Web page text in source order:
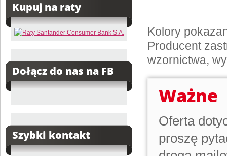
Kupuj na raty
Dołącz do nas na FB
Szybki kontakt
Kolory
Producent
wzornictwa,
Ważne
Oferta
proszę